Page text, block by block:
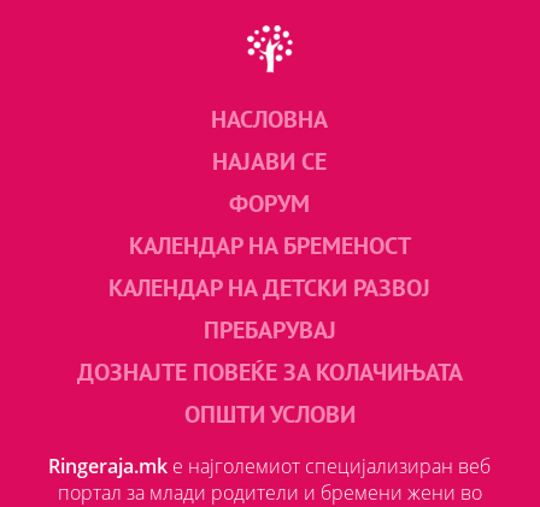
НАСЛОВНА
НАЈАВИ СЕ
ФОРУМ
КАЛЕНДАР НА БРЕМЕНОСТ
КАЛЕНДАР НА ДЕТСКИ РАЗВОЈ
ПРЕБАРУВАЈ
ДОЗНАЈТЕ ПОВЕЌЕ ЗА КОЛАЧИЊАТА
ОПШТИ УСЛОВИ
Ringeraja.mk е најголемиот специјализиран веб
портал за млади родители и бремени жени во